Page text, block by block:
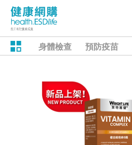
身體檢查 預防疫苗